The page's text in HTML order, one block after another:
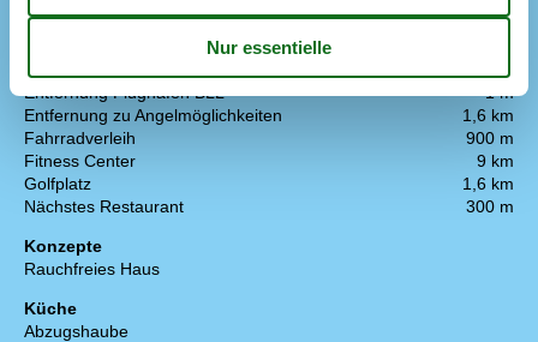
Die nächste Stadt
200 m
Entf. zum Wasser/Baden
Entfernung Flughafen BLL
1 m
Entfernung zu Angelmöglichkeiten
1,6 km
Fahrradverleih
900 m
Fitness Center
9 km
Golfplatz
1,6 km
Nächstes Restaurant
300 m
Konzepte
Rauchfreies Haus
Küche
Abzugshaube